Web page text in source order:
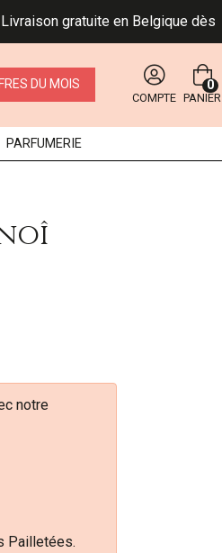
gratuite en Belgique dès 49 €.
DU MOIS
COMPTE PANIER
0
PARFUMERIE
notre
Pailletées.